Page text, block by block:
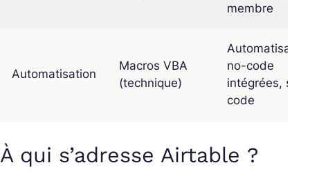
membre
Automatisation
Macros VBA
(technique)
no-code
intégrées,
code
À qui s’adresse Airtable ?